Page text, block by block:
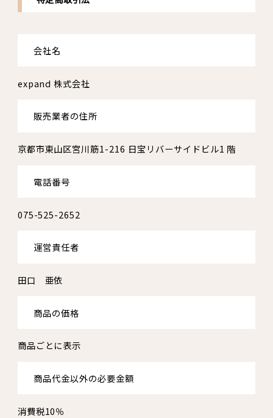
会社名
expand 株式会社
販売業者の住所
京都市東山区宮川筋1-216 日宝リバーサイドビル1 階
電話番号
075-525-2652
運営責任者
田口 亜依
商品の価格
商品ごとに表示
商品代金以外の必要金額
消費税10％